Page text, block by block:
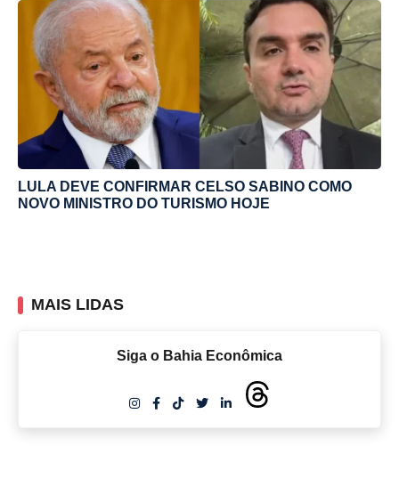
LULA DEVE CONFIRMAR CELSO SABINO COMO
NOVO MINISTRO DO TURISMO HOJE
MAIS LIDAS
Siga o Bahia Econômica